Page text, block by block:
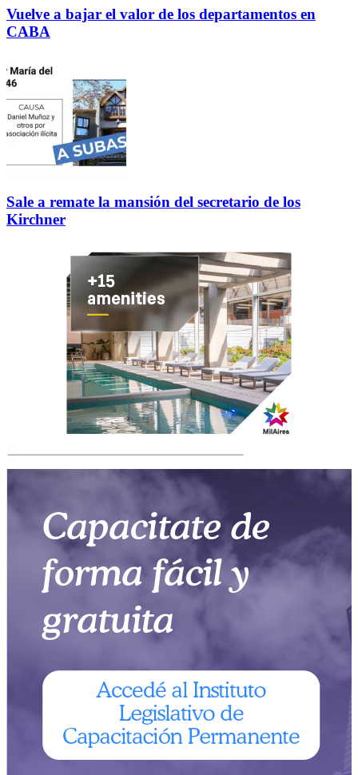
Vuelve a bajar el valor de los departamentos en
CABA
Sale a remate la mansión del secretario de los
Kirchner